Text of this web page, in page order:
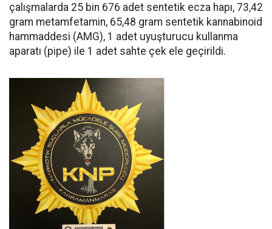
çalışmalarda 25 bin 676 adet sentetik ecza hapı, 73,42
gram metamfetamin, 65,48 gram sentetik kannabinoid
hammaddesi (AMG), 1 adet uyuşturucu kullanma
aparatı (pipe) ile 1 adet sahte çek ele geçirildi.